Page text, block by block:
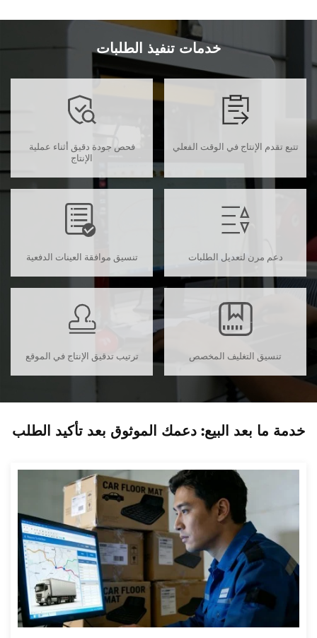
خدمات تنفيذ الطلبات
تتبع تقدم الإنتاج في الوقت الفعلي
فحص جودة دقيق أثناء عملية
الإنتاج
دعم مرن لتعديل الطلبات تنسيق موافقة العينات الدفعية
تنسيق التغليف المخصص ترتيب تدقيق الإنتاج في الموقع
خدمة ما بعد البيع: دعمك الموثوق بعد تأكيد الطلب